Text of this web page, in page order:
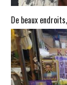
De beaux